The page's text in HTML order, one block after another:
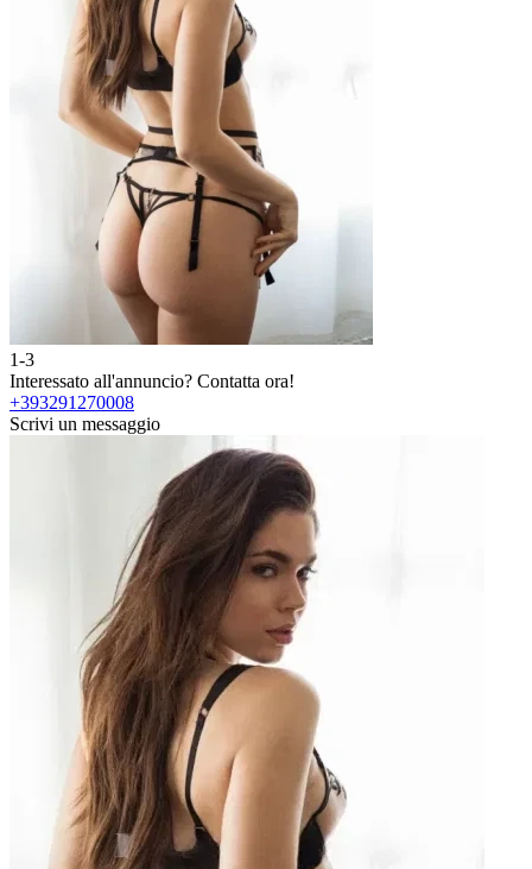
1-3
Interessato all'annuncio? Contatta ora!
+393291270008
Scrivi un messaggio